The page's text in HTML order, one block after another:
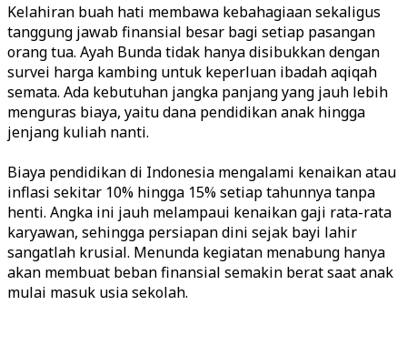
Kelahiran buah hati membawa kebahagiaan sekaligus
tanggung jawab finansial besar bagi setiap pasangan
orang tua. Ayah Bunda tidak hanya disibukkan dengan
survei harga kambing untuk keperluan ibadah aqiqah
semata. Ada kebutuhan jangka panjang yang jauh lebih
menguras biaya, yaitu dana pendidikan anak hingga
jenjang kuliah nanti.
Biaya pendidikan di Indonesia mengalami kenaikan atau
inflasi sekitar 10% hingga 15% setiap tahunnya tanpa
henti. Angka ini jauh melampaui kenaikan gaji rata-rata
karyawan, sehingga persiapan dini sejak bayi lahir
sangatlah krusial. Menunda kegiatan menabung hanya
akan membuat beban finansial semakin berat saat anak
mulai masuk usia sekolah.